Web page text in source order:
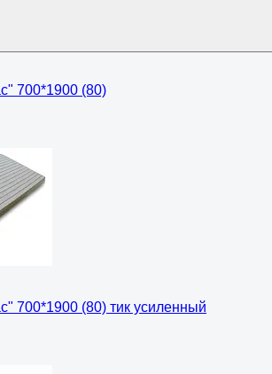
700*1900 (80)
700*1900 (80) тик усиленный